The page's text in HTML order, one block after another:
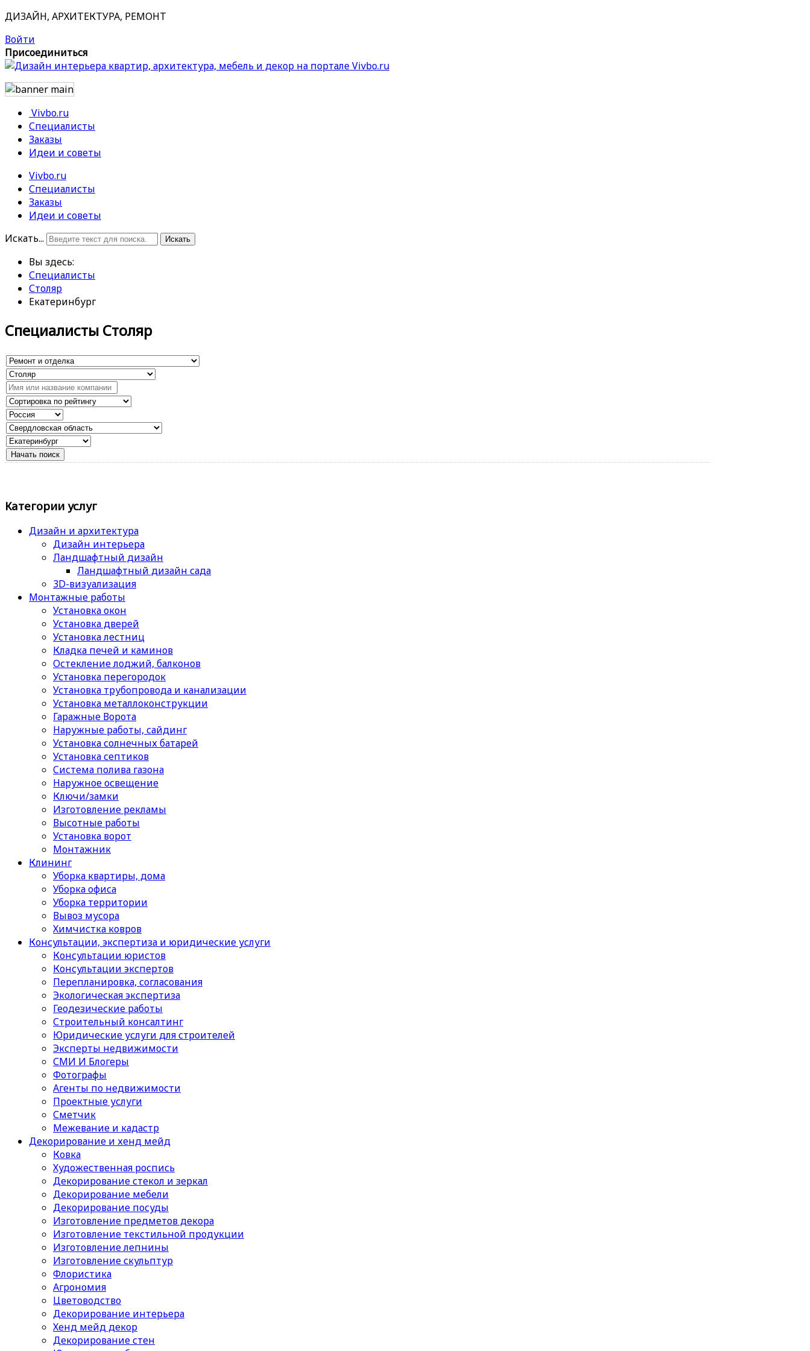
ДИЗАЙН, АРХИТЕКТУРА, РЕМОНТ
Войти
Присоединиться
Vivbo.ru
Специалисты
Заказы
Идеи и советы
Vivbo.ru
Специалисты
Заказы
Идеи и советы
Искать...
Искать
Вы здесь:
Специалисты
Столяр
Екатеринбург
Специалисты Столяр
Категории услуг
Дизайн и архитектура
Дизайн интерьера
Ландшафтный дизайн
Ландшафтный дизайн сада
3D-визуализация
Монтажные работы
Установка окон
Установка дверей
Установка лестниц
Кладка печей и каминов
Остекление лоджий, балконов
Установка перегородок
Установка трубопровода и канализации
Установка металлоконструкции
Гаражные Ворота
Наружные работы, сайдинг
Установка солнечных батарей
Установка септиков
Cистема полива газона
Наружное освещение
Ключи/замки
Изготовление рекламы
Высотные работы
Установка ворот
Монтажник
Клининг
Уборка квартиры, дома
Уборка офиса
Уборка территории
Вывоз мусора
Химчистка ковров
Консультации, экспертиза и юридические услуги
Консультации юристов
Консультации экспертов
Перепланировка, согласования
Экологическая экспертиза
Геодезические работы
Строительный консалтинг
Юридические услуги для строителей
Эксперты недвижимости
СМИ И Блогеры
Фотографы
Агенты по недвижимости
Проектные услуги
Сметчик
Межевание и кадастр
Декорирование и хенд мейд
Ковка
Художественная роспись
Декорирование стекол и зеркал
Декорирование мебели
Декорирование посуды
Изготовление предметов декора
Изготовление текстильной продукции
Изготовление лепнины
Изготовление скульптур
Флористика
Агрономия
Цветоводство
Декорирование интерьера
Хенд мейд декор
Декорирование стен